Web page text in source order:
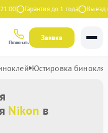
Гарантия до 1 года Выезд
Позвонить
Заявка
Юстировка бинокля
Nikon в